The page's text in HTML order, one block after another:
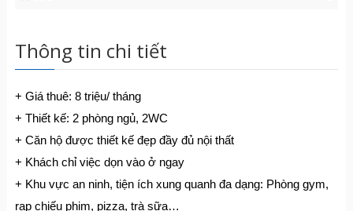
Thông tin chi tiết
+ Giá thuê: 8 triệu/ tháng
+ Thiết kế: 2 phòng ngủ, 2WC
+ Căn hộ được thiết kế đẹp đầy đủ nội thất
+ Khách chỉ việc dọn vào ở ngay
+ Khu vực an ninh, tiện ích xung quanh đa dạng: Phòng gym,
rạp chiếu phim, pizza, trà sữa…